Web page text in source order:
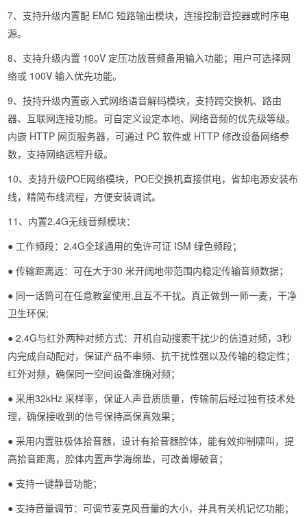
7、支持升级内置配 EMC 短路输出模块，连接控制音控器或时序电
源。
8、支持升级内置 100V 定压功放音频备用输入功能；用户可选择网
络或 100V 输入优先功能。
9、技持升级内置嵌入式网络语音解码模块，支持跨交换机、路由
器、互联网连接功能。可自定义设定本地、网络音频的优先级等级。
内嵌 HTTP 网页服务器，可通过 PC 软件或 HTTP 修改设备网络参
数，支持网络远程升级。
10、支持升级POE网络模块，POE交换机直接供电，省却电源安装布
线，精简布线流程，方便安装调试。
11、内置2.4G无线音频模块：
● 工作频段：2.4G全球通用的免许可证 ISM 绿色频段；
● 传输距离远：可在大于30 米开阔地带范围内稳定传输音频数据；
● 同一话筒可在任意教室使用,且互不干扰。真正做到一师一麦，干净
卫生环保;
● 2.4G与红外两种对频方式：开机自动搜索干扰少的信道对频，3秒
内完成自动配对，保证产品不串频、抗干扰性强以及传输的稳定性；
红外对频，确保同一空间设备准确对频；
● 采用32kHz 采样率，保证人声音质质量，传输前后经过独有技术处
理，确保接收到的信号保持高保真效果；
● 采用内置驻极体拾音器，设计有拾音器腔体，能有效抑制啸叫，提
高拾音距离，腔体内置声学海绵垫，可改善爆破音；
● 支持一键静音功能；
● 支持音量调节：可调节麦克风音量的大小，并具有关机记忆功能；